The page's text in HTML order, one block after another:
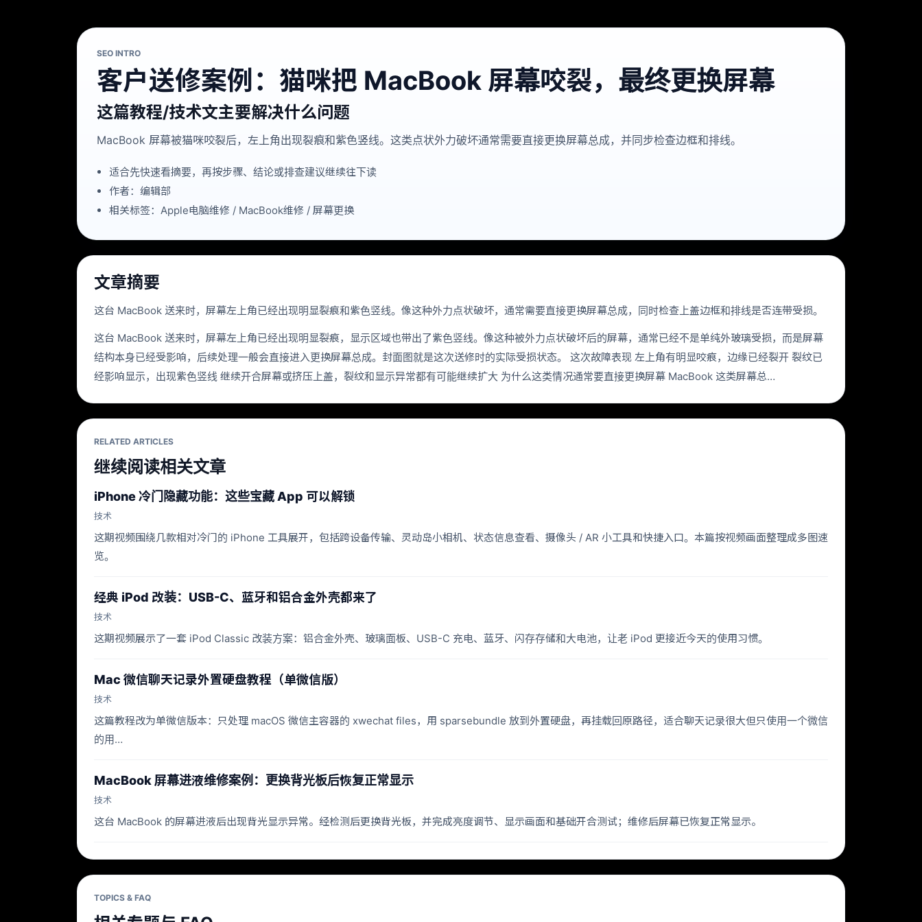
SEO INTRO
客户送修案例：猫咪把 MacBook 屏幕咬裂，最终更换屏幕
这篇教程/技术文主要解决什么问题
MacBook 屏幕被猫咪咬裂后，左上角出现裂痕和紫色竖线。这类点状外力破坏通常需要直接更换屏幕总成，并同步检查边框和排线。
适合先快速看摘要，再按步骤、结论或排查建议继续往下读
作者：编辑部
相关标签：Apple电脑维修 / MacBook维修 / 屏幕更换
文章摘要
这台 MacBook 送来时，屏幕左上角已经出现明显裂痕和紫色竖线。像这种外力点状破坏，通常需要直接更换屏幕总成，同时检查上盖边框和排线是否连带受损。
这台 MacBook 送来时，屏幕左上角已经出现明显裂痕，显示区域也带出了紫色竖线。像这种被外力点状破坏后的屏幕，通常已经不是单纯外玻璃受损，而是屏幕
结构本身已经受影响，后续处理一般会直接进入更换屏幕总成。封面图就是这次送修时的实际受损状态。 这次故障表现 左上角有明显咬痕，边缘已经裂开 裂纹已
经影响显示，出现紫色竖线 继续开合屏幕或挤压上盖，裂纹和显示异常都有可能继续扩大 为什么这类情况通常要直接更换屏幕 MacBook 这类屏幕总…
RELATED ARTICLES
继续阅读相关文章
iPhone 冷门隐藏功能：这些宝藏 App 可以解锁
技术
这期视频围绕几款相对冷门的 iPhone 工具展开，包括跨设备传输、灵动岛小相机、状态信息查看、摄像头 / AR 小工具和快捷入口。本篇按视频画面整理成多图速
览。
经典 iPod 改装：USB-C、蓝牙和铝合金外壳都来了
技术
这期视频展示了一套 iPod Classic 改装方案：铝合金外壳、玻璃面板、USB-C 充电、蓝牙、闪存存储和大电池，让老 iPod 更接近今天的使用习惯。
Mac 微信聊天记录外置硬盘教程（单微信版）
技术
这篇教程改为单微信版本：只处理 macOS 微信主容器的 xwechat files，用 sparsebundle 放到外置硬盘，再挂载回原路径，适合聊天记录很大但只使用一个微信
的用…
MacBook 屏幕进液维修案例：更换背光板后恢复正常显示
技术
这台 MacBook 的屏幕进液后出现背光显示异常。经检测后更换背光板，并完成亮度调节、显示画面和基础开合测试；维修后屏幕已恢复正常显示。
TOPICS & FAQ